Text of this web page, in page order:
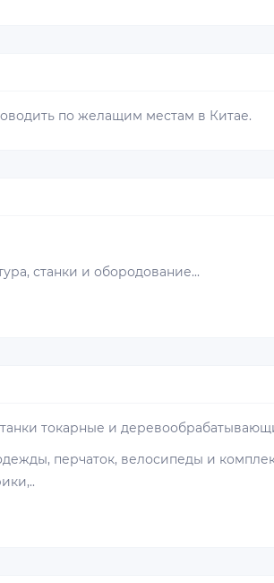
по желащим местам в Китае.
станки и обородование...
токарные и
перчаток, велосипеды и